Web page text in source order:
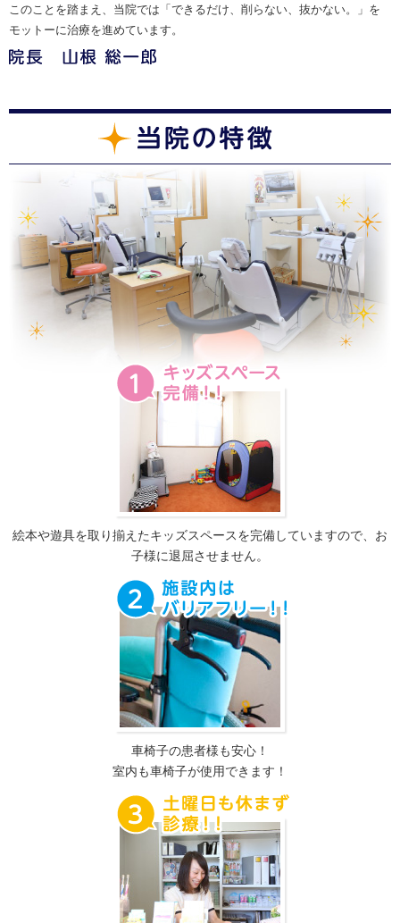
このことを踏まえ、当院では「できるだけ、削らない、抜かない。」を
モットーに治療を進めています。
絵本や遊具を取り揃えたキッズスペースを完備していますので、お
子様に退屈させません。
車椅子の患者様も安心！
室内も車椅子が使用できます！